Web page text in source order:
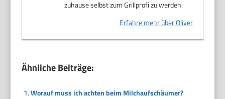
zuhause selbst zum Grillprofi zu werden.
Erfahre mehr über Oliver
Ähnliche Beiträge:
Worauf muss ich achten beim Milchaufschäumer?